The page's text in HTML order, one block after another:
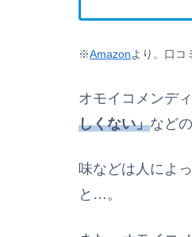
※Amazonより。 口コ
オモイコメンデ
しくない」など
味などは人によ
と…。